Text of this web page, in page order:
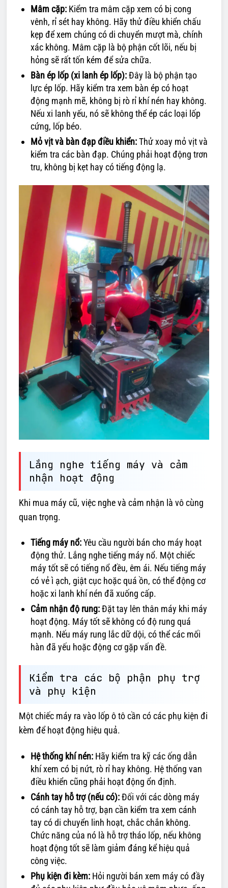
Mâm cặp: Kiểm tra mâm cặp xem có bị cong
vênh, rỉ sét hay không. Hãy thử điều khiển chấu
kẹp để xem chúng có di chuyển mượt mà, chính
xác không. Mâm cặp là bộ phận cốt lõi, nếu bị
hỏng sẽ rất tốn kém để sửa chữa.
Bàn ép lốp (xi lanh ép lốp):Đây là bộ phận tạo
lực ép lốp. Hãy kiểm tra xem bàn ép có hoạt
động mạnh mẽ, không bị rò rỉ khí nén hay không.
Nếu xi lanh yếu, nó sẽ không thể ép các loại lốp
cứng, lốp béo.
Mỏ vịt và bàn đạp điều khiển:Thử xoay mỏ vịt và
kiểm tra các bàn đạp. Chúng phải hoạt động trơn
tru, không bị kẹt hay có tiếng động lạ.
Lắng nghe tiếng máy và cảm
nhận hoạt động
Khi mua máy cũ, việc nghe và cảm nhận là vô cùng
quan trọng.
Tiếng máy nổ:Yêu cầu người bán cho máy hoạt
động thử. Lắng nghe tiếng máy nổ. Một chiếc
máy tốt sẽ có tiếng nổ đều, êm ái. Nếu tiếng máy
có vẻ ì ạch, giật cục hoặc quá ồn, có thể động cơ
hoặc xi lanh khí nén đã xuống cấp.
Cảm nhận độ rung:Đặt tay lên thân máy khi máy
hoạt động. Máy tốt sẽ không có độ rung quá
mạnh. Nếu máy rung lắc dữ dội, có thể các mối
hàn đã yếu hoặc động cơ gặp vấn đề.
Kiểm tra các bộ phận phụ trợ
và phụ kiện
Một chiếc máy ra vào lốp ô tô cần có các phụ kiện đi
kèm để hoạt động hiệu quả.
Hệ thống khí nén: Hãy kiểm tra kỹ các ống dẫn
khí xem có bị nứt, rò rỉ hay không. Hệ thống van
điều khiển cũng phải hoạt động ổn định.
Cánh tay hỗ trợ (nếu có):Đối với các dòng máy
có cánh tay hỗ trợ, bạn cần kiểm tra xem cánh
tay có di chuyển linh hoạt, chắc chắn không.
Chức năng của nó là hỗ trợ tháo lốp, nếu không
hoạt động tốt sẽ làm giảm đáng kể hiệu quả
công việc.
Phụ kiện đi kèm: Hỏi người bán xem máy có đầy